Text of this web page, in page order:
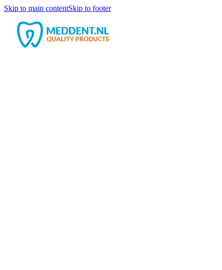
Skip to main contentSkip to footer